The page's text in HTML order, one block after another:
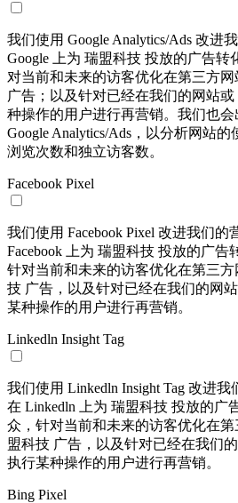
我们使用 Google Analytics/Ads 改进
Google 上为 瑞盟科技 投放的广告
对当前和未来的访客优化在第三方
广告；以及针对已经在我们的网站
种操作的用户进行再营销。我们也会
Google Analytics/Ads，以分析网站
浏览次数和独立访客数。
Facebook Pixel
我们使用 Facebook Pixel 改进我们
Facebook 上为 瑞盟科技 投放的广告
针对当前和未来的访客优化在第三
技 广告，以及针对已经在我们的网
某种操作的用户进行再营销。
Linkedln Insight Tag
我们使用 Linkedln Insight Tag 改进
在 Linkedln 上为 瑞盟科技 投放的广
众，针对当前和未来的访客优化在
盟科技 广告，以及针对已经在我们
执行某种操作的用户进行再营销。
Bing Pixel